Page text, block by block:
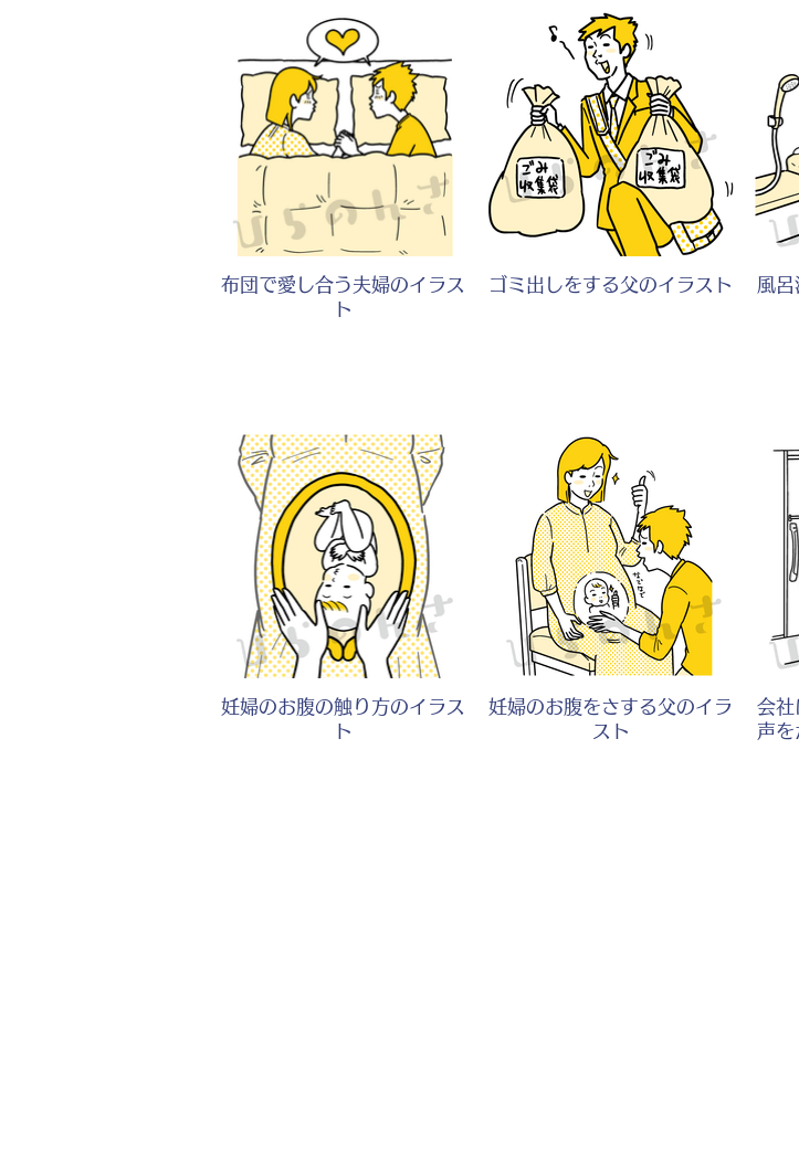
布団で愛し合う夫婦のイラス
ト
ゴミ出しをする父のイラスト 風呂
妊婦のお腹の触り方のイラス
ト
妊婦のお腹をさする父のイラ
スト
会社
声を